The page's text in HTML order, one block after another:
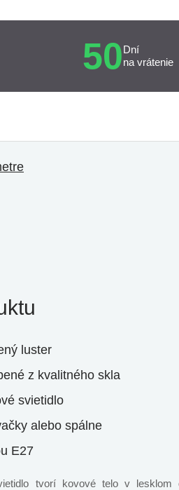
50Dní
na vrátenie
luster
z kvalitného skla
svietidlo
alebo spálne
E27
tvorí kovové telo v